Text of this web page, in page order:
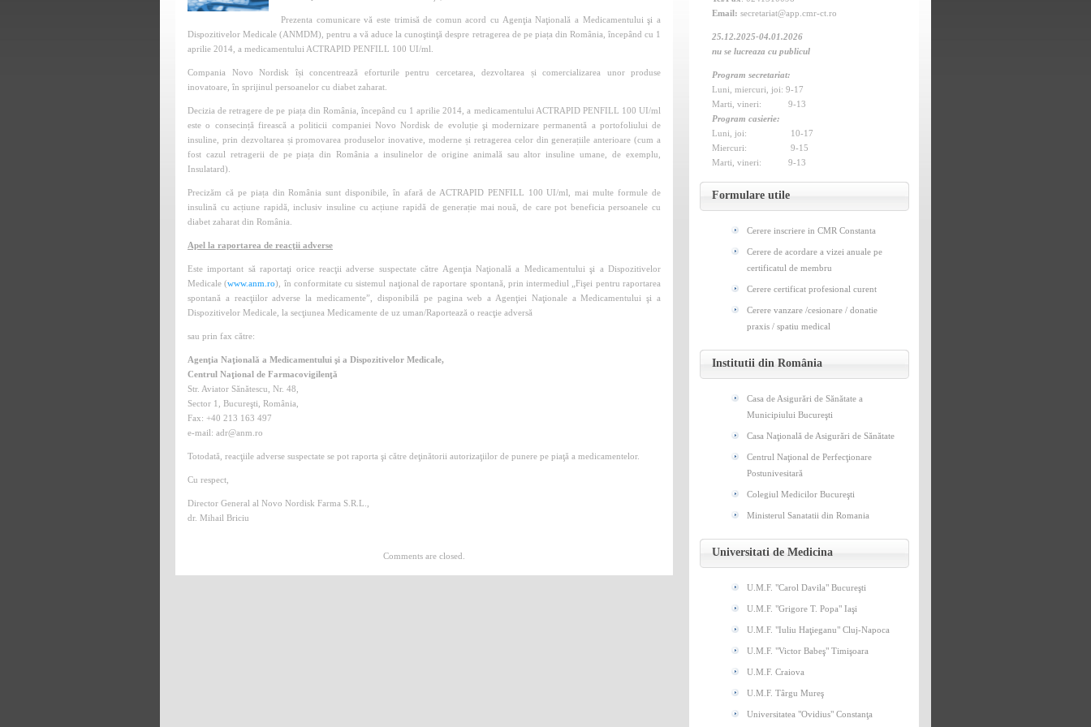
ACTRAPID
PENFILL
100
UI/ml
Prezenta comunicare vă este trimisă de comun acord cu Agenţia Naţională a Medicamentului şi a
Dispozitivelor Medicale (ANMDM), pentru a vă aduce la cunoştinţă despre retragerea de pe piața din România, începând cu 1
aprilie 2014, a medicamentului ACTRAPID PENFILL 100 UI/ml.
Compania Novo Nordisk își concentrează eforturile pentru cercetarea, dezvoltarea și comercializarea unor produse
inovatoare, în sprijinul persoanelor cu diabet zaharat.
Decizia de retragere de pe piața din România, începând cu 1 aprilie 2014, a medicamentului ACTRAPID PENFILL 100 UI/ml
este o consecință firească a politicii companiei Novo Nordisk de evoluție şi modernizare permanentă a portofoliului de
insuline, prin dezvoltarea și promovarea produselor inovative, moderne și retragerea celor din generațiile anterioare (cum a
fost cazul retragerii de pe piața din România a insulinelor de origine animală sau altor insuline umane, de exemplu,
Insulatard).
Precizăm că pe piața din România sunt disponibile, în afară de ACTRAPID PENFILL 100 UI/ml, mai multe formule de
insulină cu acțiune rapidă, inclusiv insuline cu acțiune rapidă de generație mai nouă, de care pot beneficia persoanele cu
diabet zaharat din România.
Apel la raportarea de reacţii adverse
Este important să raportaţi orice reacţii adverse suspectate către Agenţia Naţională a Medicamentului şi a Dispozitivelor
Medicale (www.anm.ro), în conformitate cu sistemul naţional de raportare spontană, prin intermediul „Fişei pentru raportarea
spontană a reacţiilor adverse la medicamente”, disponibilă pe pagina web a Agenţiei Naţionale a Medicamentului şi a
Dispozitivelor Medicale, la secţiunea Medicamente de uz uman/Raportează o reacţie adversă
sau prin fax către:
Agenţia Naţională a Medicamentului şi a Dispozitivelor Medicale,
Centrul Naţional de Farmacovigilenţă
Str. Aviator Sănătescu, Nr. 48,
Sector 1, Bucureşti, România,
Fax: +40 213 163 497
e-mail: adr@anm.ro
Totodată, reacţiile adverse suspectate se pot raporta şi către deţinătorii autorizaţiilor de punere pe piaţă a medicamentelor.
Cu respect,
Director General al Novo Nordisk Farma S.R.L.,
dr. Mihail Briciu
Comments are closed.
Email: secretariat@app.cmr-ct.ro
25.12.2025-04.01.2026
nu se lucreaza cu publicul
Program secretariat:
Luni, miercuri, joi: 9-17
Marti, vineri: 9-13
Program casierie:
Luni, joi: 10-17
Miercuri: 9-15
Marti, vineri: 9-13
Formulare utile
Cerere inscriere in CMR Constanta
Cerere de acordare a vizei anuale pe
certificatul de membru
Cerere certificat profesional curent
Cerere vanzare /cesionare / donatie
praxis / spatiu medical
Institutii din România
Casa de Asigurări de Sănătate a
Municipiului Bucureşti
Casa Naţională de Asigurări de Sănătate
Centrul Naţional de Perfecţionare
Postunivesitară
Colegiul Medicilor Bucureşti
Ministerul Sanatatii din Romania
Universitati de Medicina
U.M.F. "Carol Davila" Bucureşti
U.M.F. "Grigore T. Popa" Iaşi
U.M.F. "Iuliu Haţieganu" Cluj-Napoca
U.M.F. "Victor Babeş" Timişoara
U.M.F. Craiova
U.M.F. Târgu Mureş
Universitatea "Ovidius" Constanţa